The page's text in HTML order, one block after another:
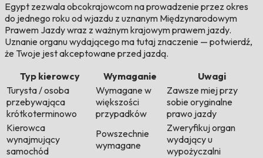
Egypt zezwala obcokrajowcom na prowadzenie przez okres
do jednego roku od wjazdu z uznanym Międzynarodowym
Prawem Jazdy wraz z ważnym krajowym prawem jazdy.
Uznanie organu wydającego ma tutaj znaczenie — potwierdź,
że Twoje jest akceptowane przed jazdą.
Typ kierowcy
Wymaganie
Uwagi
Turysta / osoba
przebywająca
krótkoterminowo
Wymagane w
większości
przypadków
Zawsze miej przy
sobie oryginalne
prawo jazdy
Kierowca
wynajmujący
samochód
Powszechnie
wymagane
Zweryfikuj organ
wydający u
wypożyczalni